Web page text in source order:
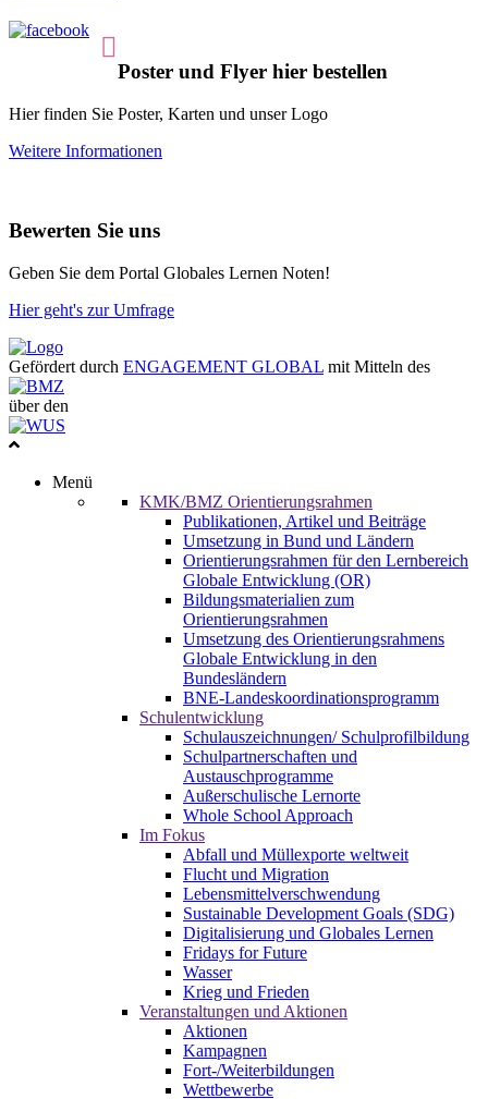
Poster und Flyer hier bestellen
Hier finden Sie Poster, Karten und unser Logo
Weitere Informationen
Bewerten Sie uns
Geben Sie dem Portal Globales Lernen Noten!
Hier geht's zur Umfrage
Gefördert durch ENGAGEMENT GLOBAL mit Mitteln des
über den
Menü
KMK/BMZ Orientierungsrahmen
Publikationen, Artikel und Beiträge
Umsetzung in Bund und Ländern
Orientierungsrahmen für den Lernbereich
Globale Entwicklung (OR)
Bildungsmaterialien zum
Orientierungsrahmen
Umsetzung des Orientierungsrahmens
Globale Entwicklung in den
Bundesländern
BNE-Landeskoordinationsprogramm
Schulentwicklung
Schulauszeichnungen/ Schulprofilbildung
Schulpartnerschaften und
Austauschprogramme
Außerschulische Lernorte
Whole School Approach
Im Fokus
Abfall und Müllexporte weltweit
Flucht und Migration
Lebensmittelverschwendung
Sustainable Development Goals (SDG)
Digitalisierung und Globales Lernen
Fridays for Future
Wasser
Krieg und Frieden
Veranstaltungen und Aktionen
Aktionen
Kampagnen
Fort-/Weiterbildungen
Wettbewerbe